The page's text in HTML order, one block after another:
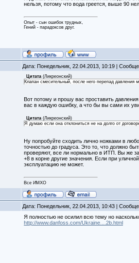
нельзя, потому что вода греется, выше 90
Опыт - сын ошибок трудных,
Гений - парадоксов друг.
Дата: Понедельник, 22.04.2013, 10:19 |
Цитата(Ликреонский)
Клапан смесительный, после него перепад давления
Вот потому и прошу вас проставить
вас в каждую ошибку, а что бы вы сами их
Цитата(Ликреонский)
Я думаю если она отклониться не на долго от
Ну попробуйте сходить лично ножками в
точностью до градуса. Это то, что должно
проверяют, все ли нормально в ИТП. Вы же
+8 в корне другие значения. Если при
эксплуатацию не может.
Все ИМХО
Дата: Понедельник, 22.04.2013, 10:43 |
Я полностью не осилил всю тему но
http://www.danfoss.com/Ukraine....2b.html